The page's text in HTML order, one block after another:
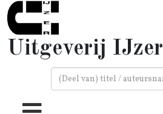
Uitgeverij IJzer